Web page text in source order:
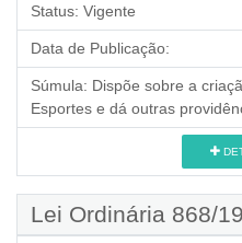
Status: Vigente
Data de Publicação:
Súmula: Dispõe sobre a
Esportes e dá outras
Lei Ordinária 868/